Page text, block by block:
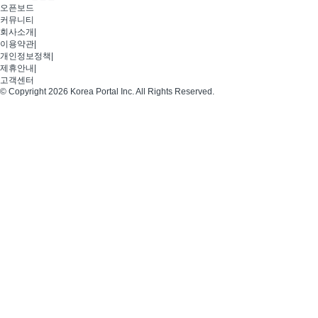
오픈보드
커뮤니티
회사소개
이용약관
개인정보정책
제휴안내
고객센터
© Copyright 2026 Korea Portal Inc. All Rights Reserved.